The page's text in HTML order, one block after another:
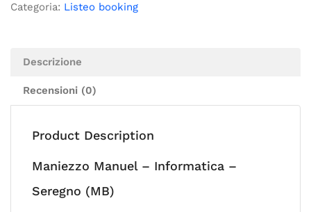
Categoria: Listeo booking
Descrizione
Recensioni (0)
Product Description
Maniezzo Manuel – Informatica –
Seregno (MB)